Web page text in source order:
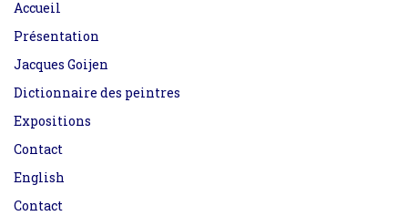
Accueil
Présentation
Jacques Goijen
Dictionnaire des peintres
Expositions
Contact
English
Contact